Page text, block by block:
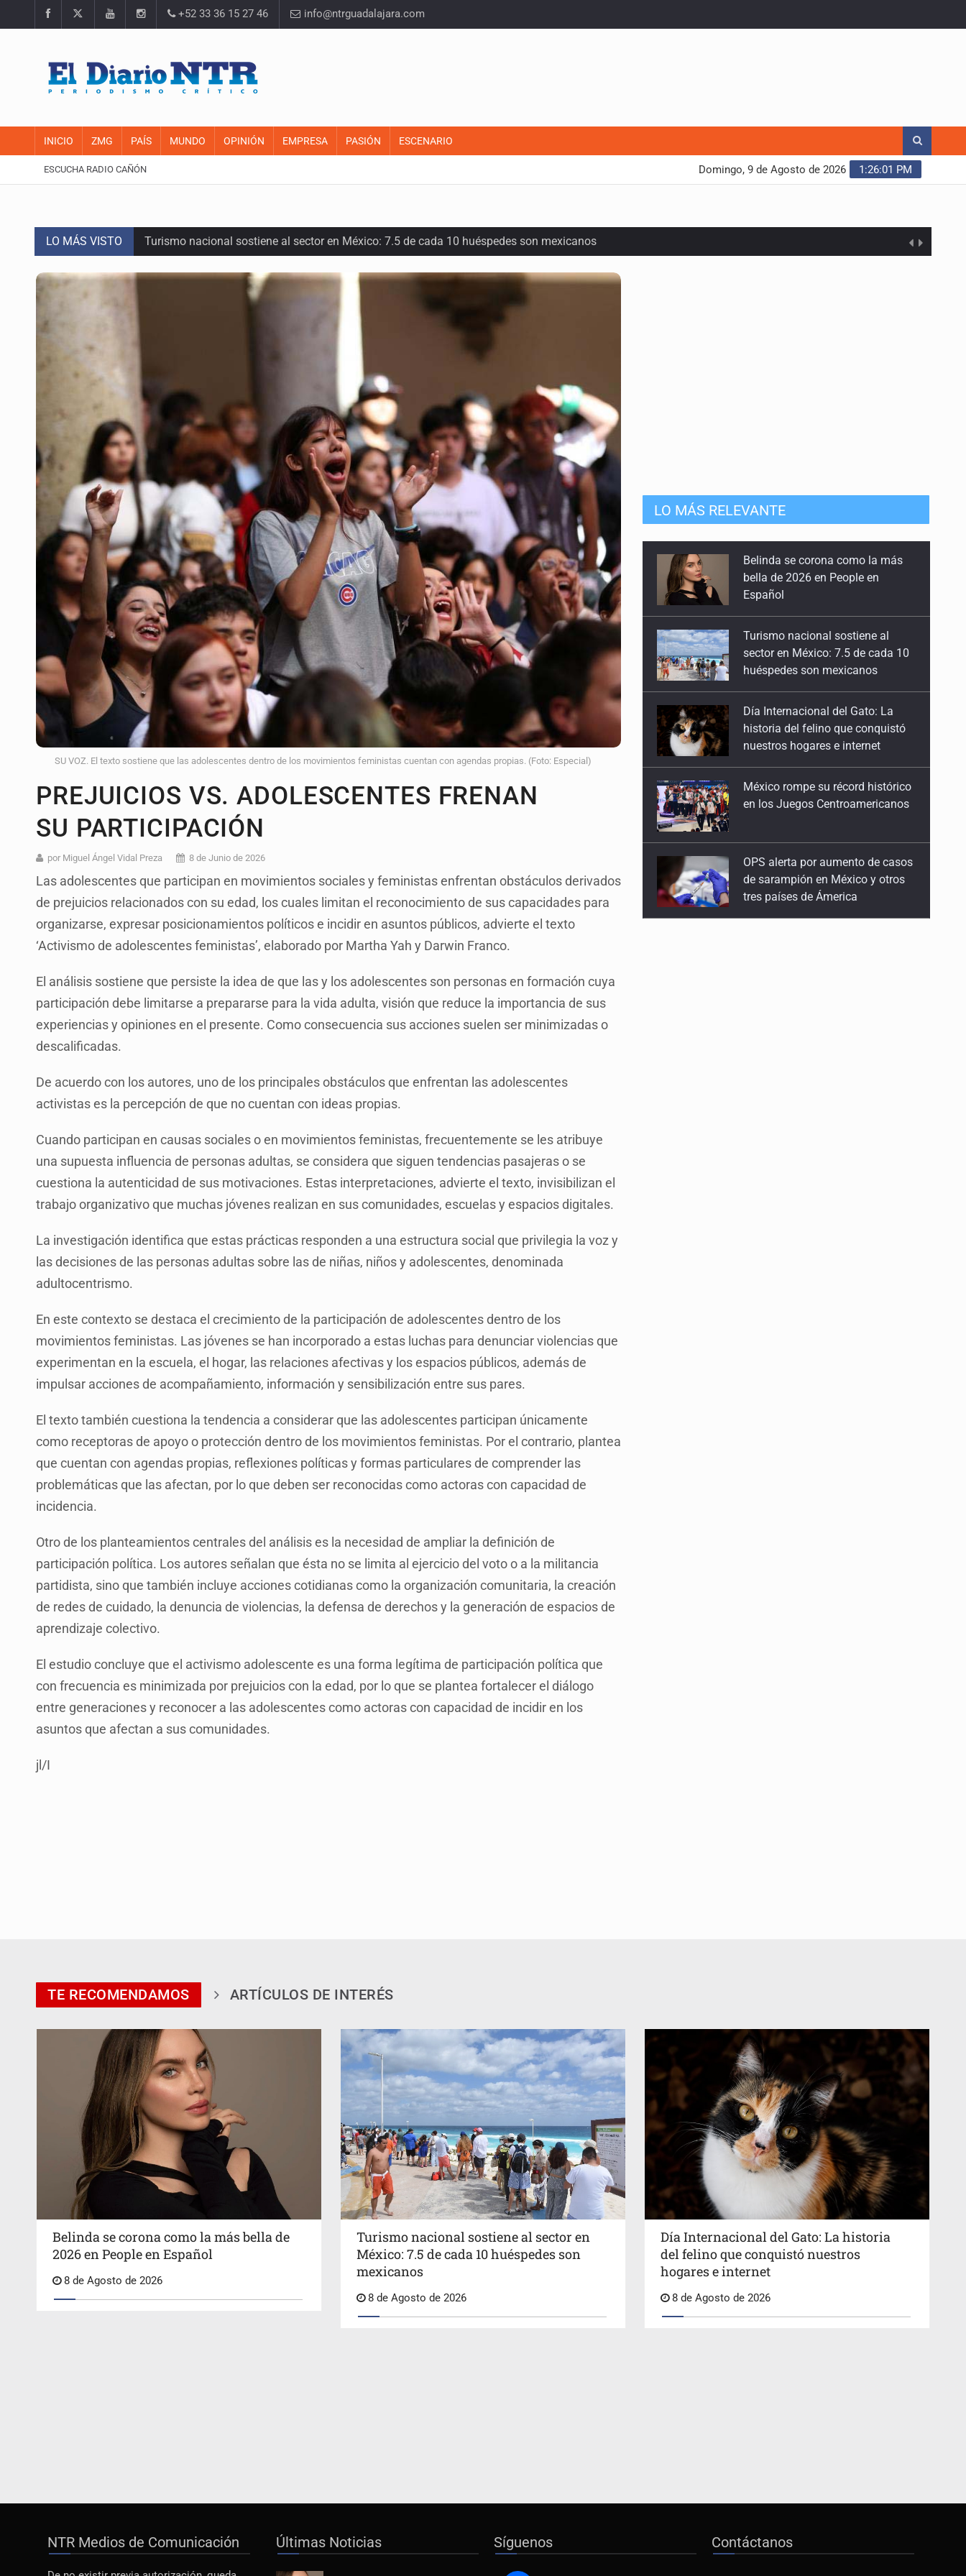
+52 33 36 15 27 46 info@ntrguadalajara.com
INICIO ZMG PAÍS MUNDO OPINIÓN EMPRESA PASIÓN ESCENARIO
ESCUCHA RADIO CAÑÓN 1:26:02 PM
Domingo, 9 de Agosto de 2026
LO MÁS VISTO Turismo nacional sostiene al sector en México: 7.5 de cada 10 huéspedes son mexicanos
Día Internacional del Gato: La historia del felino que conquistó nuestros hogares e internet
México rompe su récord histórico en los Juegos Centroamericanos
OPS alerta por aumento de casos de sarampión en México y otros tres países de Ámerica
Ayotzinapa: A casi 12 años, entre juicios a exfuncionarios y la fuga de Tomás Zerón
Caen en Zapopan 'El Ruso', objetivo prioritario por homicidios en Playa del Carmen
Pide regidora investigar dictámenes y desalojo de vecinos en Mirador de San Isidro
Ciclosporiasis no representa un riesgo epidemiológico masivo
Detienen en CDMX a Guadalupe “N” por huachicol
Belinda se corona como la más bella de 2026 en People en Español
SU VOZ. El texto sostiene que las adolescentes dentro de los movimientos feministas cuentan con agendas propias. (Foto: Especial)
PREJUICIOS VS. ADOLESCENTES FRENAN
SU PARTICIPACIÓN
por Miguel Ángel Vidal Preza 8 de Junio de 2026
Las adolescentes que participan en movimientos sociales y feministas enfrentan obstáculos derivados
de prejuicios relacionados con su edad, los cuales limitan el reconocimiento de sus capacidades para
organizarse, expresar posicionamientos políticos e incidir en asuntos públicos, advierte el texto
‘Activismo de adolescentes feministas’, elaborado por Martha Yah y Darwin Franco.
El análisis sostiene que persiste la idea de que las y los adolescentes son personas en formación cuya
participación debe limitarse a prepararse para la vida adulta, visión que reduce la importancia de sus
experiencias y opiniones en el presente. Como consecuencia sus acciones suelen ser minimizadas o
descalificadas.
De acuerdo con los autores, uno de los principales obstáculos que enfrentan las adolescentes
activistas es la percepción de que no cuentan con ideas propias.
Cuando participan en causas sociales o en movimientos feministas, frecuentemente se les atribuye
una supuesta influencia de personas adultas, se considera que siguen tendencias pasajeras o se
cuestiona la autenticidad de sus motivaciones. Estas interpretaciones, advierte el texto, invisibilizan el
trabajo organizativo que muchas jóvenes realizan en sus comunidades, escuelas y espacios digitales.
La investigación identifica que estas prácticas responden a una estructura social que privilegia la voz y
las decisiones de las personas adultas sobre las de niñas, niños y adolescentes, denominada
adultocentrismo.
En este contexto se destaca el crecimiento de la participación de adolescentes dentro de los
movimientos feministas. Las jóvenes se han incorporado a estas luchas para denunciar violencias que
experimentan en la escuela, el hogar, las relaciones afectivas y los espacios públicos, además de
impulsar acciones de acompañamiento, información y sensibilización entre sus pares.
El texto también cuestiona la tendencia a considerar que las adolescentes participan únicamente
como receptoras de apoyo o protección dentro de los movimientos feministas. Por el contrario, plantea
que cuentan con agendas propias, reflexiones políticas y formas particulares de comprender las
problemáticas que las afectan, por lo que deben ser reconocidas como actoras con capacidad de
incidencia.
Otro de los planteamientos centrales del análisis es la necesidad de ampliar la definición de
participación política. Los autores señalan que ésta no se limita al ejercicio del voto o a la militancia
partidista, sino que también incluye acciones cotidianas como la organización comunitaria, la creación
de redes de cuidado, la denuncia de violencias, la defensa de derechos y la generación de espacios de
aprendizaje colectivo.
El estudio concluye que el activismo adolescente es una forma legítima de participación política que
con frecuencia es minimizada por prejuicios con la edad, por lo que se plantea fortalecer el diálogo
entre generaciones y reconocer a las adolescentes como actoras con capacidad de incidir en los
asuntos que afectan a sus comunidades.
jl/I
LO MÁS RELEVANTE
Turismo nacional sostiene al
sector en México: 7.5 de cada 10
huéspedes son mexicanos
Día Internacional del Gato: La
historia del felino que conquistó
nuestros hogares e internet
México rompe su récord histórico
en los Juegos Centroamericanos
OPS alerta por aumento de casos
de sarampión en México y otros
Ayotzinapa: A casi 12 años, entre
juicios a exfuncionarios y la fuga
de Tomás Zerón
TE RECOMENDAMOS ARTÍCULOS DE INTERÉS
Belinda se corona como la más bella de
2026 en People en Español
8 de Agosto de 2026
Turismo nacional sostiene al sector en
México: 7.5 de cada 10 huéspedes son
mexicanos
8 de Agosto de 2026
Día Internacional del Gato: La historia
del felino que conquistó nuestros
hogares e internet
8 de Agosto de 2026
NTR Medios de Comunicación Últimas Noticias Síguenos Contáctanos